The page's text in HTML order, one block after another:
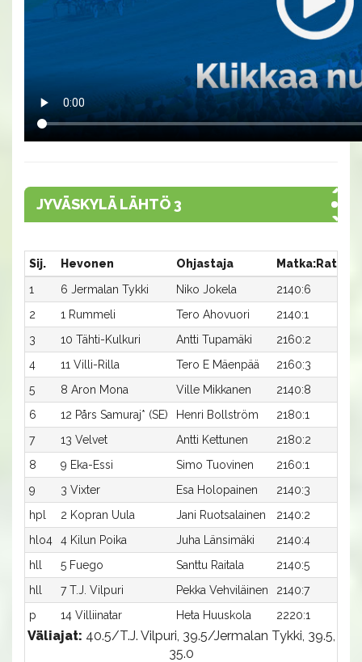
JYVÄSKYLÄ LÄHTÖ 3
Sij. Hevonen Ohjastaja Matka:Rata
1
6 Jermalan Tykki Niko Jokela 2140:6
2
1 Rummeli Tero Ahovuori 2140:1
3
10 Tähti-Kulkuri Antti Tupamäki 2160:2
4
11 Villi-Rilla Tero E Mäenpää 2160:3
5
8 Aron Mona Ville Mikkanen 2140:8
6
12 Pårs Samuraj* (SE) Henri Bollström 2180:1
7
13 Velvet Antti Kettunen 2180:2
8
9 Eka-Essi Simo Tuovinen 2160:1
9
3 Vixter Esa Holopainen 2140:3
hpl
2 Kopran Uula Jani Ruotsalainen 2140:2
hlo4
4 Kilun Poika Juha Länsimäki 2140:4
hll
5 Fuego Santtu Raitala 2140:5
hll
7 T.J. Vilpuri Pekka Vehviläinen 2140:7
p
14 Villiinatar Heta Huuskola 2220:1
Väliajat: 40.5/T.J. Vilpuri, 39.5/Jermalan Tykki, 39.5,
35.0